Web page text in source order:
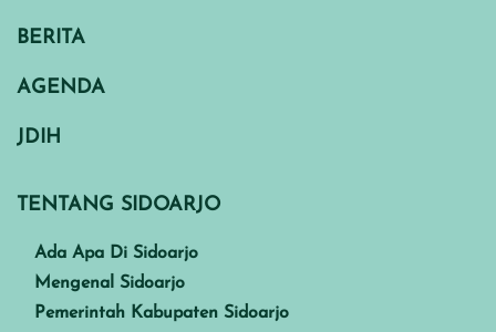
BERITA
AGENDA
JDIH
TENTANG SIDOARJO
Ada Apa Di Sidoarjo
Mengenal Sidoarjo
Pemerintah Kabupaten Sidoarjo